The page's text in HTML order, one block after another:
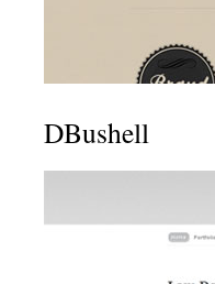
DBushell